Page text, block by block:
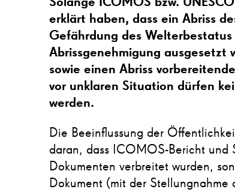
erklärt haben, dass ein Abriss
Gefährdung des
Abrissgenehmigung ausgesetzt
sowie einen Abriss
vor unklaren Situation dürfen
werden.
Die Beeinflussung der
daran, dass ICOMOS-Bericht und
Dokumenten verbreitet wurden,
Dokument (mit der Stellungnahme